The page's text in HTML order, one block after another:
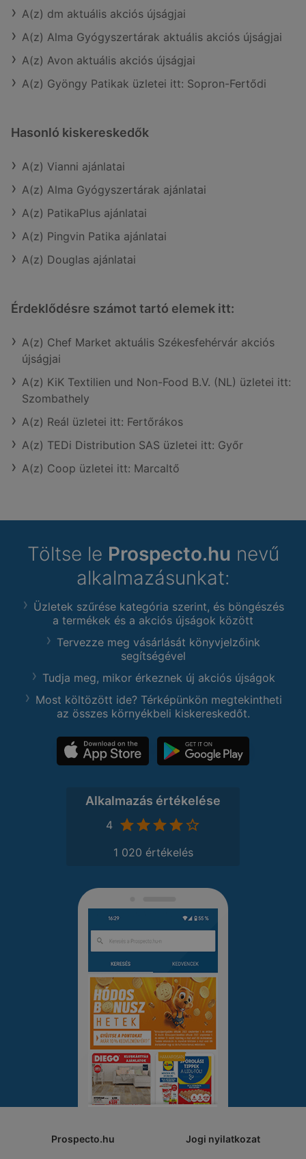
A(z) dm aktuális akciós újságjai
A(z) Alma Gyógyszertárak aktuális akciós újságjai
A(z) Avon aktuális akciós újságjai
A(z) Gyöngy Patikak üzletei itt: Sopron-Fertődi
Hasonló kiskereskedők
A(z) Vianni ajánlatai
A(z) Alma Gyógyszertárak ajánlatai
A(z) PatikaPlus ajánlatai
A(z) Pingvin Patika ajánlatai
A(z) Douglas ajánlatai
Érdeklődésre számot tartó elemek itt:
A(z) Chef Market aktuális Székesfehérvár akciós
újságjai
A(z) KiK Textilien und Non-Food B.V. (NL) üzletei itt:
Szombathely
A(z) Reál üzletei itt: Fertőrákos
A(z) TEDi Distribution SAS üzletei itt: Győr
A(z) Coop üzletei itt: Marcaltő
Töltse le Prospecto.hu nevű
alkalmazásunkat:
Üzletek szűrése kategória szerint, és böngészés
a termékek és a akciós újságok között
Tervezze meg vásárlását könyvjelzőink
segítségével
Tudja meg, mikor érkeznek új akciós újságok
Most költözött ide? Térképünkön megtekintheti
az összes környékbeli kiskereskedőt.
Alkalmazás értékelése
4
1 020 értékelés
Prospecto.hu Jogi nyilatkozat